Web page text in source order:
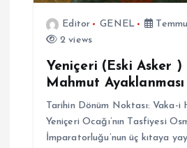
Editor GENEL
2 views
Yeniçeri (Eski Asker )
Mahmut Ayaklanması
Tarihin Dönüm Noktası: Vaka-i
Yeniçeri Ocağı’nın Tasfiyesi
İmparatorluğu’nun üç kıtaya